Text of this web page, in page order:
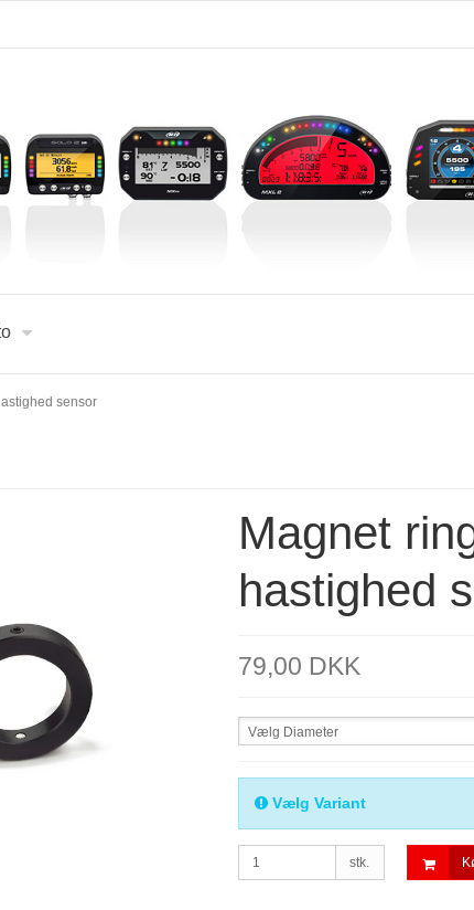
sensor
Magnet
hastighed
79,00 DKK
Vælg Diameter
Vælg Variant
stk.